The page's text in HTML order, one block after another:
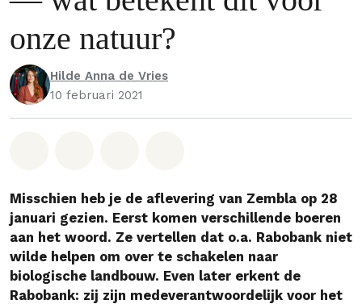
onze natuur?
Hilde Anna de Vries
10 februari 2021
Misschien heb je de aflevering van Zembla op 28
januari gezien. Eerst komen verschillende boeren
aan het woord. Ze vertellen dat o.a. Rabobank niet
wilde helpen om over te schakelen naar
biologische landbouw. Even later erkent de
Rabobank: zij zijn medeverantwoordelijk voor het